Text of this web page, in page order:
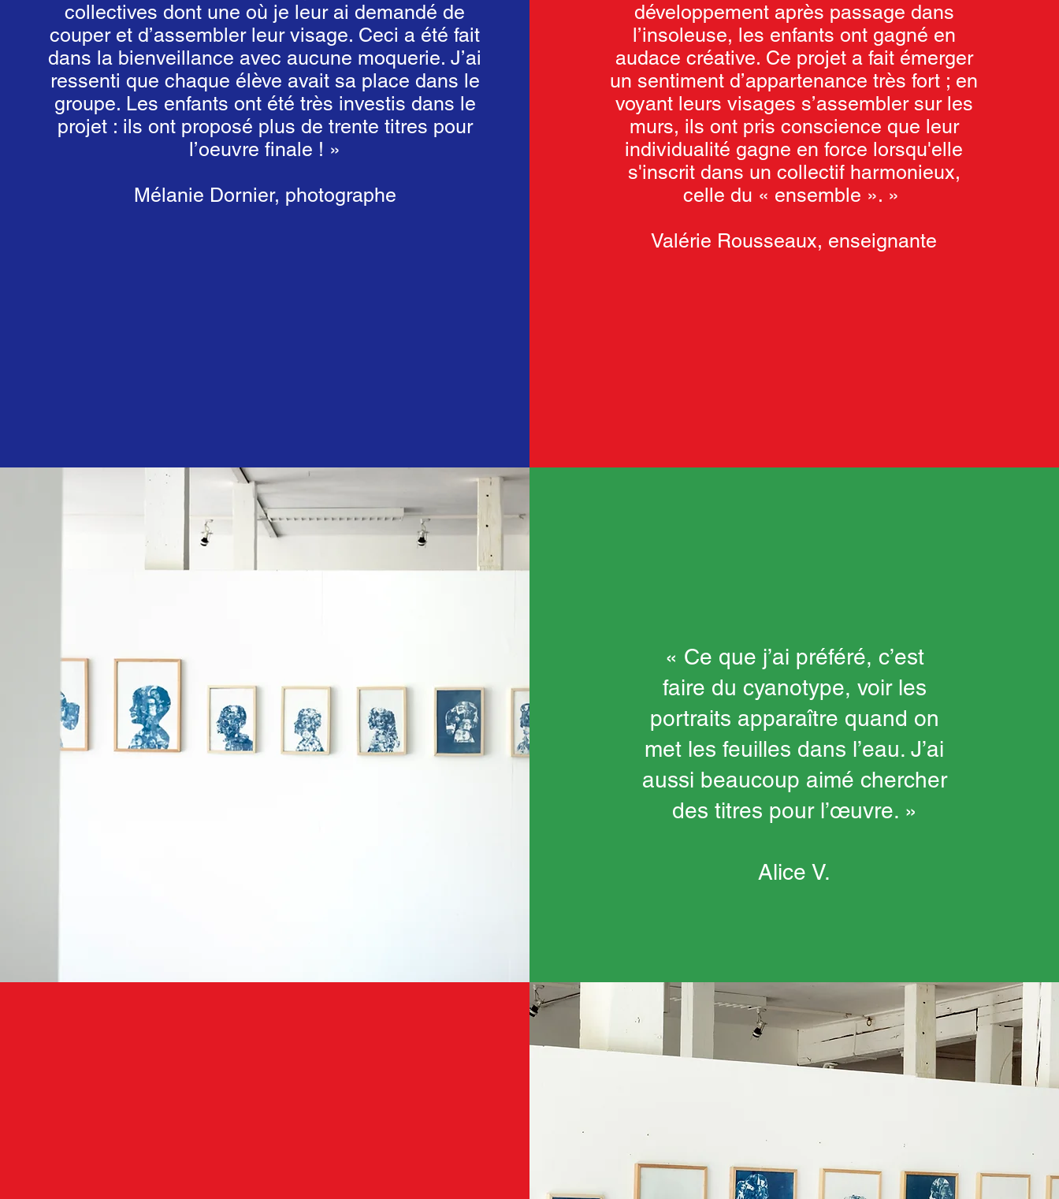
collectives dont une où je leur ai demandé de
couper et d’assembler leur visage. Ceci a été fait
dans la bienveillance avec aucune moquerie. J’ai
ressenti que chaque élève avait sa place dans le
groupe. Les enfants ont été très investis dans le
projet : ils ont proposé plus de trente titres pour
l’oeuvre finale ! »
Mélanie Dornier, photographe
développement après passage dans
l’insoleuse, les enfants ont gagné en
audace créative. Ce projet a fait émerger
un sentiment d’appartenance très fort ; en
voyant leurs visages s’assembler sur les
murs, ils ont pris conscience que leur
individualité gagne en force lorsqu'elle
s'inscrit dans un collectif harmonieux,
celle du « ensemble ». »
Valérie Rousseaux, enseignante
« Ce que j’ai préféré, c’est
faire du cyanotype, voir les
portraits apparaître quand on
met les feuilles dans l’eau. J’ai
aussi beaucoup aimé chercher
des titres pour l’œuvre. »
Alice V.